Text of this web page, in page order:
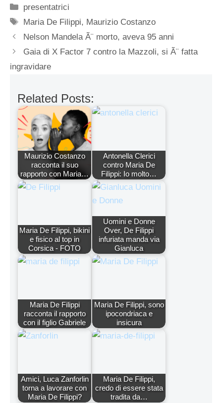
Categorie
presentatrici
Tag
Maria De Filippi, Maurizio Costanzo
Nelson Mandela Ã¨ morto, aveva 95 anni
Gaia di X Factor 7 contro la Mazzoli, si Ã¨ fatta
ingravidare
Related Posts:
Maurizio Costanzo
racconta il suo
rapporto con Maria…
Antonella Clerici
contro Maria De
Filippi: Io molto…
Maria De Filippi, bikini
e fisico al top in
Corsica - FOTO
Uomini e Donne
Over, De Filippi
infuriata manda via
Gianluca
Maria De Filippi
racconta il rapporto
con il figlio Gabriele
Maria De Filippi, sono
ipocondriaca e
insicura
Amici, Luca Zanforlin
torna a lavorare con
Maria De Filippi?
Maria De Filippi,
credo di essere stata
tradita da…